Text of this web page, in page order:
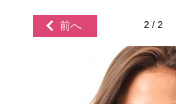
前へ 2 / 2